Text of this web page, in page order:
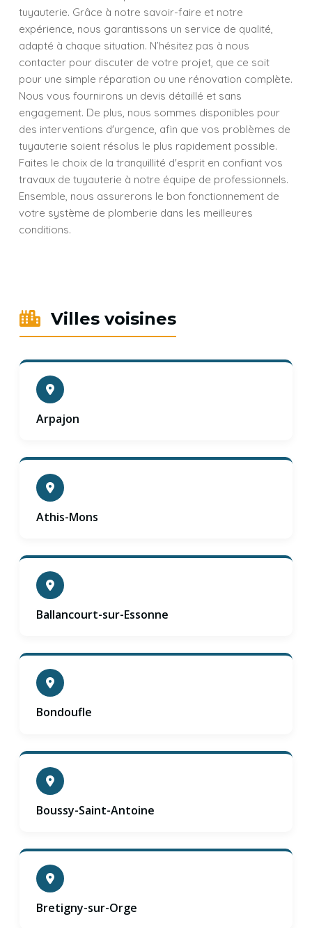
tuyauterie. Grâce à notre savoir-faire et notre
expérience, nous garantissons un service de qualité,
adapté à chaque situation. N’hésitez pas à nous
contacter pour discuter de votre projet, que ce soit
pour une simple réparation ou une rénovation complète.
Nous vous fournirons un devis détaillé et sans
engagement. De plus, nous sommes disponibles pour
des interventions d'urgence, afin que vos problèmes de
tuyauterie soient résolus le plus rapidement possible.
Faites le choix de la tranquillité d'esprit en confiant vos
travaux de tuyauterie à notre équipe de professionnels.
Ensemble, nous assurerons le bon fonctionnement de
votre système de plomberie dans les meilleures
conditions.
Villes voisines
Arpajon
Athis-Mons
Ballancourt-sur-Essonne
Bondoufle
Boussy-Saint-Antoine
Bretigny-sur-Orge